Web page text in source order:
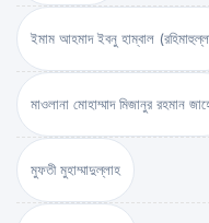
ইমাম আহমাদ ইবনু হাম্বাল
মাওলানা মোহাম্মাদ মিজানুর রহমান
মুফতী মুহাম্মাদুল্লাহ